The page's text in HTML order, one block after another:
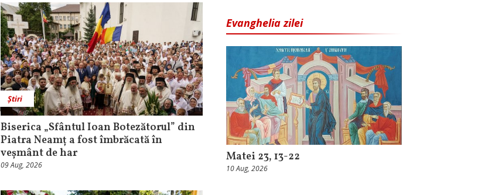
Știri
Biserica „Sfântul Ioan Botezătorul” din
Piatra Neamț a fost îmbrăcată în
veșmânt de har
09 Aug, 2026
Evanghelia zilei
Matei 23, 13-22
10 Aug, 2026